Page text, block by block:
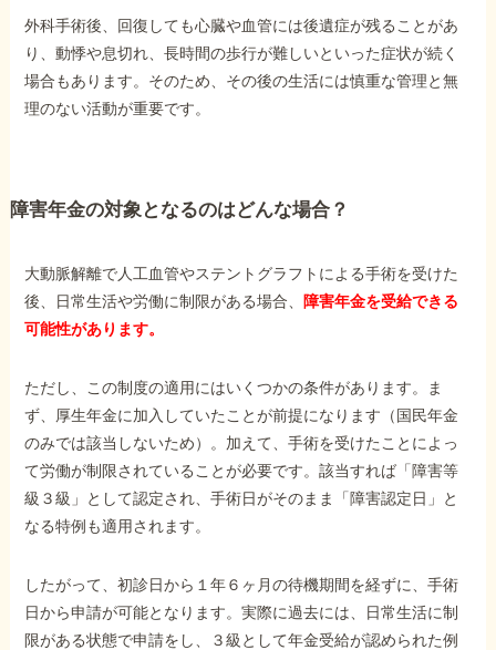
外科手術後、回復しても心臓や血管には後遺症が残ることがあ
り、動悸や息切れ、長時間の歩行が難しいといった症状が続く
場合もあります。そのため、その後の生活には慎重な管理と無
理のない活動が重要です。
障害年金の対象となるのはどんな場合？
大動脈解離で人工血管やステントグラフトによる手術を受けた
後、日常生活や労働に制限がある場合、
障害年金を受給できる
可能性があります。
ただし、この制度の適用にはいくつかの条件があります。ま
ず、厚生年金に加入していたことが前提になります（国民年金
のみでは該当しないため）。加えて、手術を受けたことによっ
て労働が制限されていることが必要です。該当すれば「障害等
級３級」として認定され、手術日がそのまま「障害認定日」と
なる特例も適用されます。
したがって、初診日から１年６ヶ月の待機期間を経ずに、手術
日から申請が可能となります。実際に過去には、日常生活に制
限がある状態で申請をし、３級として年金受給が認められた例